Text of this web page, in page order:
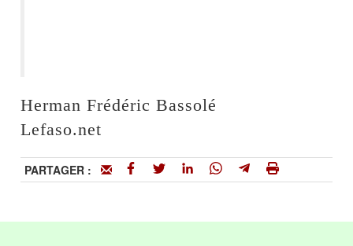
Herman Frédéric Bassolé
Lefaso.net
PARTAGER :